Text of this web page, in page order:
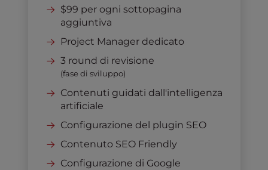
$99 per ogni sottopagina
aggiuntiva
Project Manager dedicato
3 round di revisione
(fase di sviluppo)
Contenuti guidati dall'intelligenza
artificiale
Configurazione del plugin SEO
Contenuto SEO Friendly
Configurazione di Google